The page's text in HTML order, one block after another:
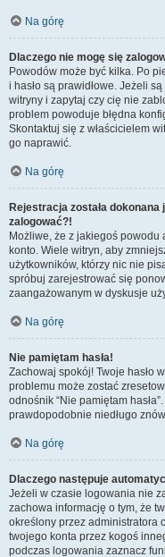
Na górę
Dlaczego nie mogę się
Powodów może być kilka. Po
i hasło są prawidłowe. Jeżeli
witryny i zapytaj czy cię nie
problem powoduje błędna
Skontaktuj się z właścicielem
go naprawić.
Na górę
Rejestracja została
zalogować?!
Możliwe, że z jakiegoś powodu
konto. Wiele witryn, aby
użytkowników, którzy nic nie
spróbuj zarejestrować się
zaangażowanym w dyskusje
Na górę
Nie pamiętam hasła!
Zachowaj spokój! Twoje hasło
problemu może zostać
odnośnik “Nie pamiętam
prawdopodobnie niedługo
Na górę
Dlaczego następuje
Jeżeli w czasie logowania nie
zachowa informację o tym, że
określony przez administratora
twojego konta przez kogoś
podczas logowania zaznacz